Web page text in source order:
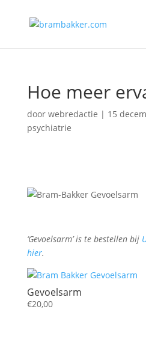
Hoe meer
door webredactie | 15
psychiatrie
‘Gevoelsarm’ is te bestellen bij
hier.
Gevoelsarm
€20,00